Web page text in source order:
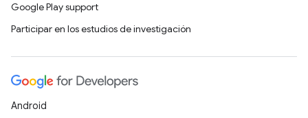
Google Play support
Participar en los estudios de investigación
Android